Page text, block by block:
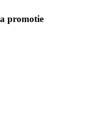
promotie